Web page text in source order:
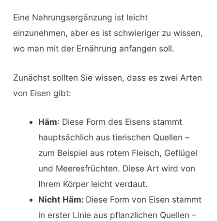
Eine Nahrungsergänzung ist leicht
einzunehmen, aber es ist schwieriger zu wissen,
wo man mit der Ernährung anfangen soll.
Zunächst sollten Sie wissen, dass es zwei Arten
von Eisen gibt:
Häm: Diese Form des Eisens stammt
hauptsächlich aus tierischen Quellen –
zum Beispiel aus rotem Fleisch, Geflügel
und Meeresfrüchten. Diese Art wird von
Ihrem Körper leicht verdaut.
Nicht Häm: Diese Form von Eisen stammt
in erster Linie aus pflanzlichen Quellen –